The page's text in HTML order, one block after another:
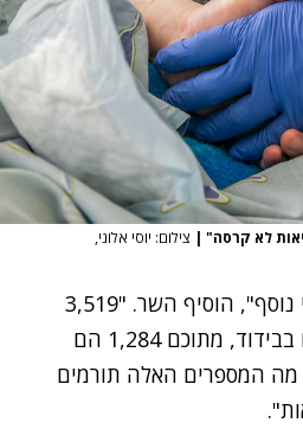
לא קרסה" | צילום: יוסי אלוני,
"היום הגענו לשיא שלילי נוסף", הוסיף השר. "3,519
אנשי צוות רפואי נמצאים בבידוד, מתוכם 1,284 הם
מה המספרים האלה תורמים